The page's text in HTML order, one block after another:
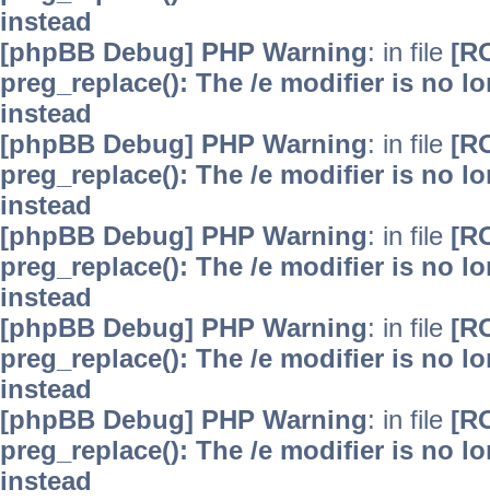
instead
[phpBB Debug] PHP Warning: in file
preg_replace(): The /e modifier is no
instead
[phpBB Debug] PHP Warning: in file
preg_replace(): The /e modifier is no
instead
[phpBB Debug] PHP Warning: in file
preg_replace(): The /e modifier is no
instead
[phpBB Debug] PHP Warning: in file
preg_replace(): The /e modifier is no
instead
[phpBB Debug] PHP Warning: in file
preg_replace(): The /e modifier is no
instead